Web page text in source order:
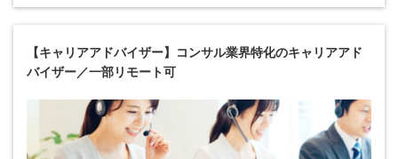
【キャリアアドバイザー】コンサル業界特化のキャリアアド
バイザー／一部リモート可